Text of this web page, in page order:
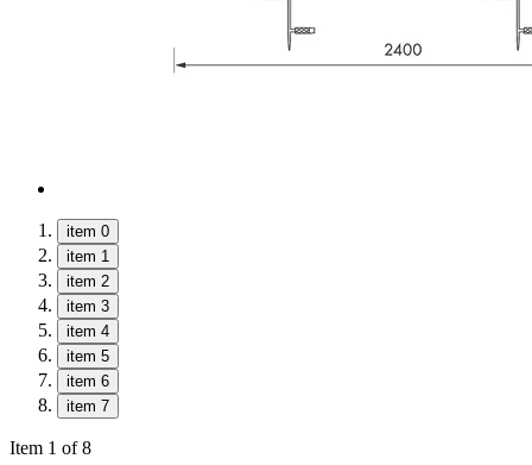
item 0
item 1
item 2
item 3
item 4
item 5
item 6
item 7
Item 1 of 8